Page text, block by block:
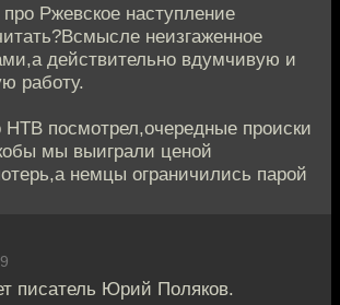
про Ржевское наступление
неизгаженное
действительно вдумчивую и
работу.
посмотрел,очередные происки
мы выиграли ценой
немцы ограничились парой
писатель Юрий Поляков.